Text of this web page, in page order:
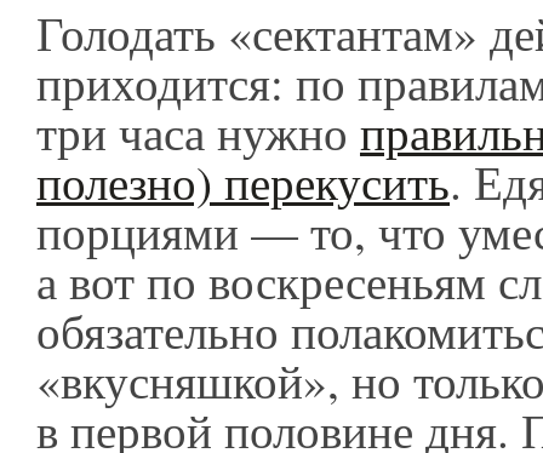
Голодать «сектантам»
приходится: по
три часа нужно
полезно) перекусить.
порциями — то, что
а вот по воскресеньям
обязательно
«вкусняшкой», но
в первой половине дня.